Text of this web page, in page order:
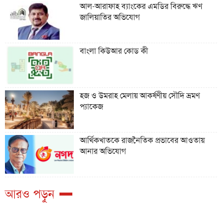
আল-আরাফাহ ব্যাংকের এমডির বিরুদ্ধে ঋণ
জালিয়াতির অভিযোগ
বাংলা কিউআর কোড কী
হজ ও উমরাহ মেলায় আকর্ষণীয় সৌদি ভ্রমণ
প্যাকেজ
আর্থিকখাতকে রাজনৈতিক প্রভাবের আওতায়
আনার অভিযোগ
আরও পড়ুন